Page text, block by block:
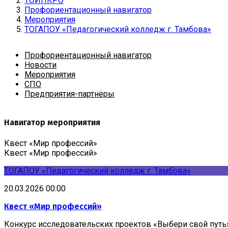
Профориентационный навигатор
Мероприятия
ТОГАПОУ «Педагогический колледж г. Тамбова»
Профориентационный навигатор
Новости
Мероприятия
СПО
Предприятия-партнёры
Навигатор мероприятия
Квест «Мир профессий»
Квест «Мир профессий»
ТОГАПОУ «Педагогический колледж г. Тамбова»
20.03.2026 00:00
Квест «Мир профессий»
Конкурс исследовательских проектов «Выбери свой